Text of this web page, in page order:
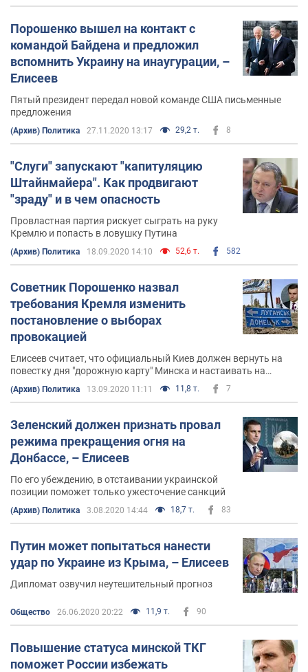
Порошенко вышел на контакт с
командой Байдена и предложил
вспомнить Украину на инаугурации, –
Елисеев
Пятый президент передал новой команде США письменные
предложения
(Архив) Политика 27.11.2020 13:17 29,2 т. 8
"Слуги" запускают "капитуляцию
Штайнмайера". Как продвигают
"зраду" и в чем опасность
Провластная партия рискует сыграть на руку
Кремлю и попасть в ловушку Путина
(Архив) Политика 18.09.2020 14:10 52,6 т. 582
Советник Порошенко назвал
требования Кремля изменить
постановление о выборах
провокацией
Елисеев считает, что официальный Киев должен вернуть на
повестку дня "дорожную карту" Минска и настаивать на
приоритете "компоненты безопасности"
(Архив) Политика 13.09.2020 11:11 11,8 т. 7
Зеленский должен признать провал
режима прекращения огня на
Донбассе, – Елисеев
По его убеждению, в отстаивании украинской
позиции поможет только ужесточение санкций
(Архив) Политика 3.08.2020 14:44 18,7 т. 83
Путин может попытаться нанести
удар по Украине из Крыма, – Елисеев
Дипломат озвучил неутешительный прогноз
Общество 26.06.2020 20:22 11,9 т. 90
Повышение статуса минской ТКГ
поможет России избежать